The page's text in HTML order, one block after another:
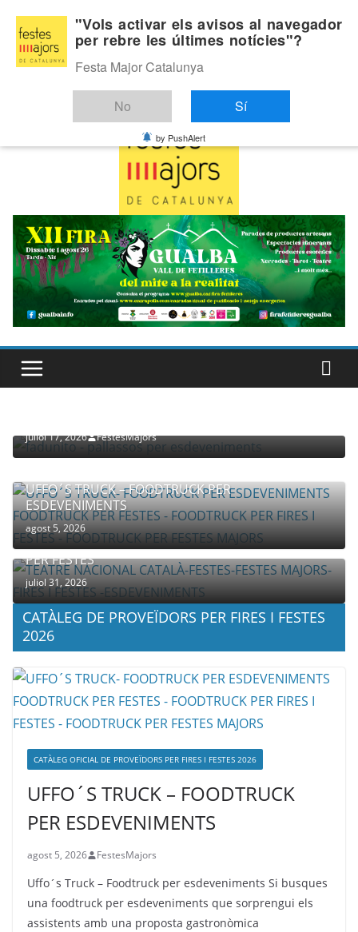
content
Divendres, agost 7, 2026
Última:
juliol 17, 2026 FestesMajors
UFFO´S TRUCK – FOODTRUCK PER
ESDEVENIMENTS
agost 5, 2026
COMPANYIA TENAC – TEATRE NACIONAL CATALÀ
PER FESTES
juliol 31, 2026
CATÀLEG DE PROVEÏDORS PER FIRES I FESTES
2026
CATÀLEG OFICIAL DE PROVEÏDORS PER FIRES I FESTES 2026
UFFO´S TRUCK – FOODTRUCK
PER ESDEVENIMENTS
agost 5, 2026 FestesMajors
Uffo´s Truck – Foodtruck per esdeveniments Si busques
una foodtruck per esdeveniments que sorprengui els
assistents amb una proposta gastronòmica
"Vols activar els avisos al navegador
per rebre les últimes notícies"?
Festa Major Catalunya
No Sí
by PushAlert